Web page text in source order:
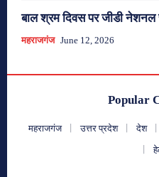
बाल श्रम दिवस पर जीडी
महराजगंज June 12, 2026
Popular
महराजगंज उत्तर प्रदेश देश